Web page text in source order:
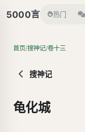
5000言 热门
首页/搜神记/卷十三
搜神记
龟化城